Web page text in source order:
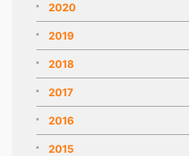
2020
2019
2018
2017
2016
2015